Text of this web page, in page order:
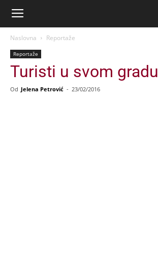
Naslovna Reportaže
Reportaže
Turisti u svom gradu
Od Jelena Petrović - 23/02/2016